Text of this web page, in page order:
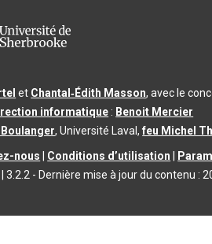
et Chantal‑Édith Masson, avec le
informatique : Benoit Mercier
, Université Laval,feu Michel
nous Conditions d’utilisation
|3.2.2 - Dernière mise à jour du contenu :